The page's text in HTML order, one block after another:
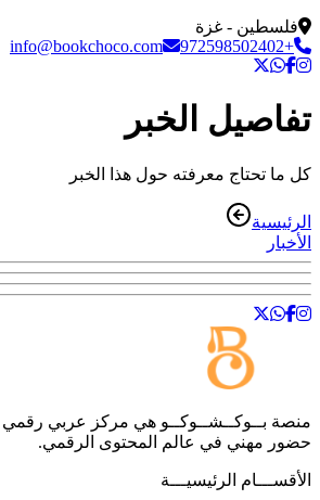
فلسطين - غزة
+972598502402
info@bookchoco.com
تفاصيل الخبر
كل ما تحتاج معرفته حول هذا الخبر
الرئيسية
الأخبار
منصة بــوكــشــوكــو هي مركز عربي رقمي
حضور مهني في عالم المحتوى الرقمي.
الأقســـام الرئيسيـــة